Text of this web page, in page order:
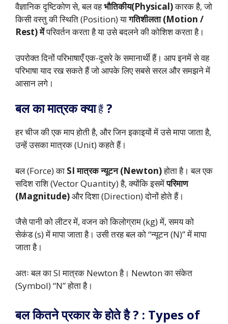
वैज्ञानिक दृष्टिकोण से, बल वहभौतिकीय(Physical)कारक है, जो
किसी वस्तु की स्थिति (Position) यागतिशीलता (Motion /
Rest) मेंपरिवर्तन करता है या उसे बदलने की कोशिश करता है।
उपरोक्त दिनों परिभाषाएँ एक-दूसरे के समानार्थी हैं। आप इनमें से वह
परिभाषा याद रख सकते हैं जो आपके लिए सबसे सरल और समझने में
आसान लगे।
बल का मात्रक क्याहैं ?
हर चीज की एक माप होती है, और जिन इकाइयों में उसे मापा जाता है,
उन्हें उसका मात्रक (Unit) कहते हैं।
बल (Force) का SI मात्रक न्यूटन (Newton)होता है। बल एक
सदिश राशि (Vector Quantity) है, क्योंकि इसमेंपरिमाण
(Magnitude)और दिशा (Direction) दोनों होते हैं।
जैसे पानी को लीटर में, वजन को किलोग्राम (kg) में, समय को
सेकंड (s) में मापा जाता है। उसी तरह बल को “न्यूटन (N)” में मापा
जाता है।
अतः बल का SI मात्रक Newton है। Newton का संकेत
(Symbol) “N” होता है।
बल कितने प्रकार के होते है ? : Types of